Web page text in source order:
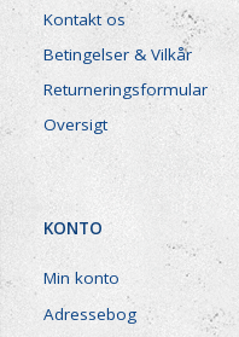
Kontakt os
Betingelser & Vilkår
Returneringsformular
Oversigt
KONTO
Min konto
Adressebog